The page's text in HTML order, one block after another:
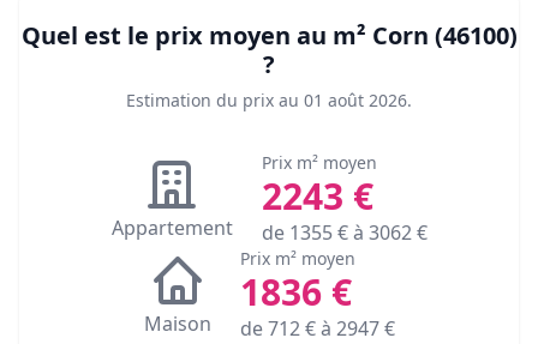
Quel est le prix moyen au m² Corn (46100)
?
Estimation du prix au 01 août 2026.
Appartement
Prix m² moyen
2243 €
de 1355€ à 3062€
Maison
Prix m² moyen
1836€
de712€ à 2947€